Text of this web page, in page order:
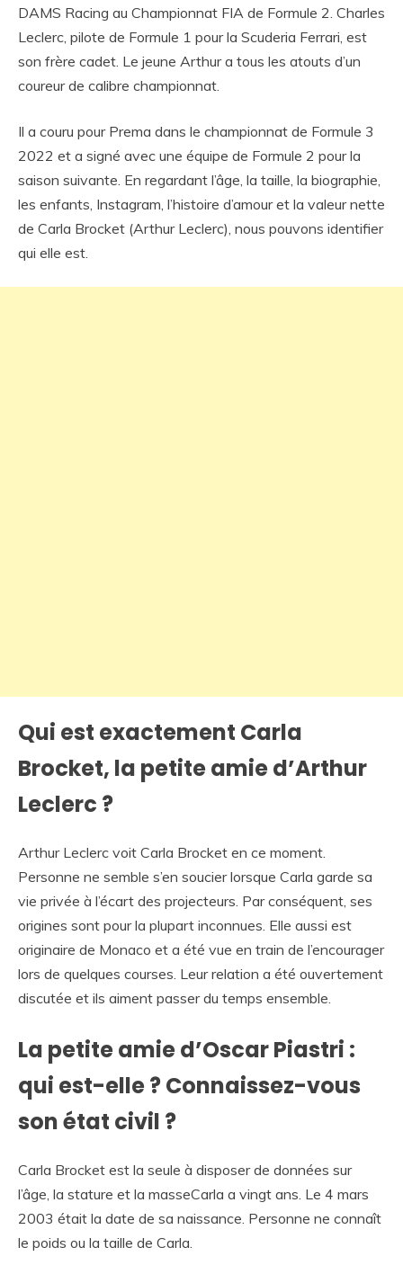
DAMS Racing au Championnat FIA de Formule 2. Charles
Leclerc, pilote de Formule 1 pour la Scuderia Ferrari, est
son frère cadet. Le jeune Arthur a tous les atouts d’un
coureur de calibre championnat.
Il a couru pour Prema dans le championnat de Formule 3
2022 et a signé avec une équipe de Formule 2 pour la
saison suivante. En regardant l’âge, la taille, la biographie,
les enfants, Instagram, l’histoire d’amour et la valeur nette
de Carla Brocket (Arthur Leclerc), nous pouvons identifier
qui elle est.
Qui est exactement Carla
Brocket, la petite amie d’Arthur
Leclerc ?
Arthur Leclerc voit Carla Brocket en ce moment.
Personne ne semble s’en soucier lorsque Carla garde sa
vie privée à l’écart des projecteurs. Par conséquent, ses
origines sont pour la plupart inconnues. Elle aussi est
originaire de Monaco et a été vue en train de l’encourager
lors de quelques courses. Leur relation a été ouvertement
discutée et ils aiment passer du temps ensemble.
La petite amie d’Oscar Piastri :
qui est-elle ? Connaissez-vous
son état civil ?
Carla Brocket est la seule à disposer de données sur
l’âge, la stature et la masseCarla a vingt ans. Le 4 mars
2003 était la date de sa naissance. Personne ne connaît
le poids ou la taille de Carla.